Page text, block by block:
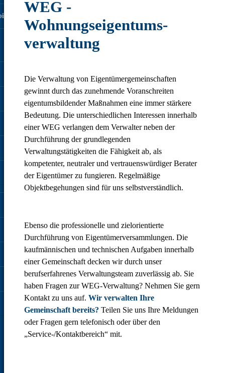
WEG -
Wohnungseigentums­
verwaltung
Die Verwaltung von Eigentümergemeinschaften
gewinnt durch das zunehmende Voranschreiten
eigentumsbildender Maßnahmen eine immer stärkere
Bedeutung. Die unterschiedlichen Interessen innerhalb
einer WEG verlangen dem Verwalter neben der
Durchführung der grundlegenden
Verwaltungstätigkeiten die Fähigkeit ab, als
kompetenter, neutraler und vertrauenswürdiger Berater
der Eigentümer zu fungieren. Regelmäßige
Objektbegehungen sind für uns selbstverständlich.
Ebenso die professionelle und zielorientierte
Durchführung von Eigentümerversammlungen. Die
kaufmännischen und technischen Aufgaben innerhalb
einer Gemeinschaft decken wir durch unser
berufserfahrenes Verwaltungsteam zuverlässig ab. Sie
haben Fragen zur WEG-Verwaltung? Nehmen Sie gern
Kontakt zu uns auf. Wir verwalten Ihre
Gemeinschaft bereits? Teilen Sie uns Ihre Meldungen
oder Fragen gern telefonisch oder über den
„Service-/Kontaktbereich“ mit.